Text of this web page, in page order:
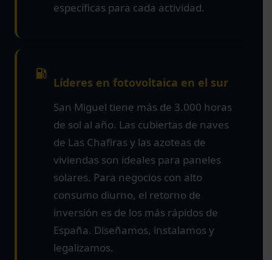
específicas para cada actividad.
Líderes en fotovoltaica en el sur
San Miguel tiene más de 3.000 horas
de sol al año. Las cubiertas de naves
de Las Chafiras y las azoteas de
viviendas son ideales para paneles
solares. Para negocios con alto
consumo diurno, el retorno de
inversión es de los más rápidos de
España. Diseñamos, instalamos y
legalizamos.